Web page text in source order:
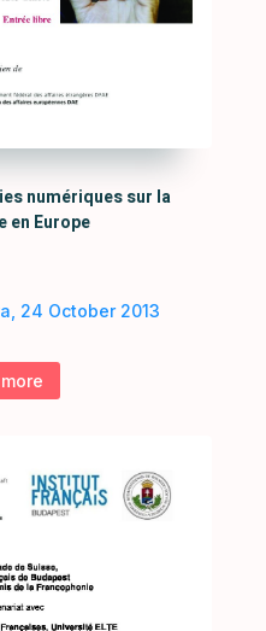
numériques sur la
en Europe
24 October 2013